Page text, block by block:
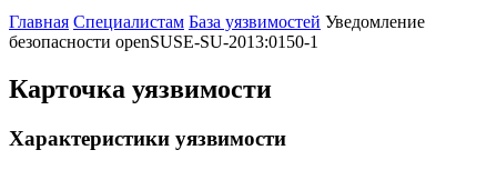
Главная Специалистам База уязвимостей Уведомление
безопасности openSUSE-SU-2013:0150-1
Карточка уязвимости
Характеристики уязвимости